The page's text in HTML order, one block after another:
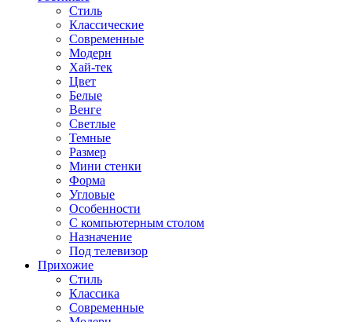
Стиль
Классические
Современные
Модерн
Хай-тек
Цвет
Белые
Венге
Светлые
Темные
Размер
Мини стенки
Форма
Угловые
Особенности
С компьютерным столом
Назначение
Под телевизор
Прихожие
Стиль
Классика
Современные